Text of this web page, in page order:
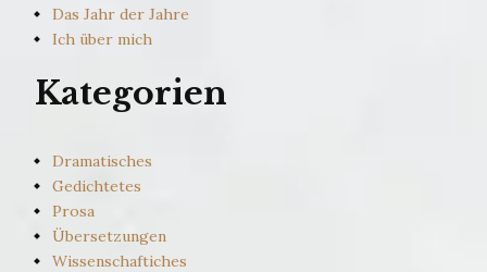
Das Jahr der Jahre
Ich über mich
Kategorien
Dramatisches
Gedichtetes
Prosa
Übersetzungen
Wissenschaftiches